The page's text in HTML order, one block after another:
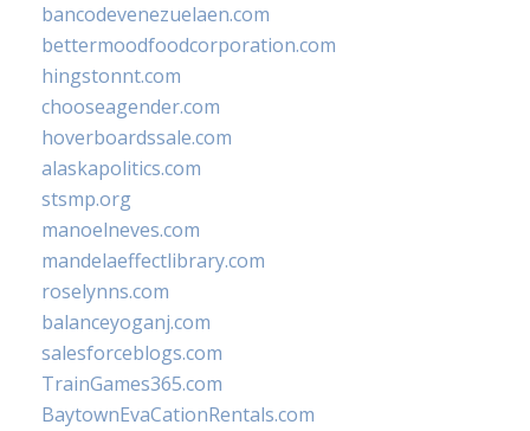
bancodevenezuelaen.com
bettermoodfoodcorporation.com
hingstonnt.com
chooseagender.com
hoverboardssale.com
alaskapolitics.com
stsmp.org
manoelneves.com
mandelaeffectlibrary.com
roselynns.com
balanceyoganj.com
salesforceblogs.com
TrainGames365.com
BaytownEvaCationRentals.com